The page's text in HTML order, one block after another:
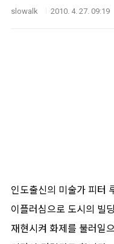
slowalk 2010. 4. 27. 09:19
인도출신의 미술가 피터
이플러심으로 도시의 빌
재현시켜 화제를 불러일